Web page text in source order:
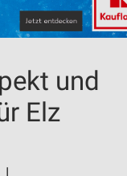
und
Elz